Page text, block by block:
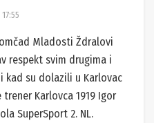
Mladosti Ždralovi
respekt svim drugima i
kad su dolazili u Karlovac
Karlovca 1919 Igor
SuperSport 2. NL.